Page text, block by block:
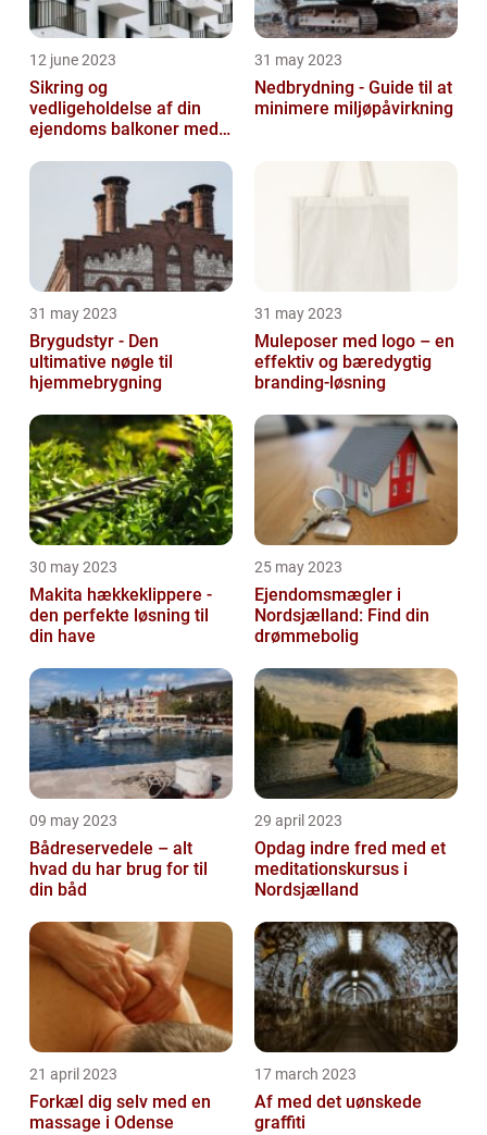
12 june 2023
Sikring og
vedligeholdelse af din
ejendoms balkoner med
31 may 2023
Nedbrydning - Guide til at
minimere miljøpåvirkning
31 may 2023
Brygudstyr - Den
ultimative nøgle til
hjemmebrygning
31 may 2023
Muleposer med logo – en
effektiv og bæredygtig
branding-løsning
30 may 2023
Makita hækkeklippere -
den perfekte løsning til
din have
25 may 2023
Ejendomsmægler i
Nordsjælland: Find din
drømmebolig
09 may 2023
Bådreservedele – alt
hvad du har brug for til
din båd
29 april 2023
Opdag indre fred med et
meditationskursus i
Nordsjælland
21 april 2023
Forkæl dig selv med en
massage i Odense
17 march 2023
Af med det uønskede
graffiti